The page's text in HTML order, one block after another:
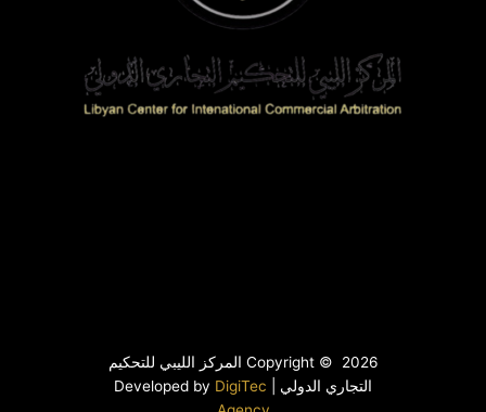
Copyright © 2026 المركز الليبي للتحكيم
التجاري الدولي | Developed by DigiTec